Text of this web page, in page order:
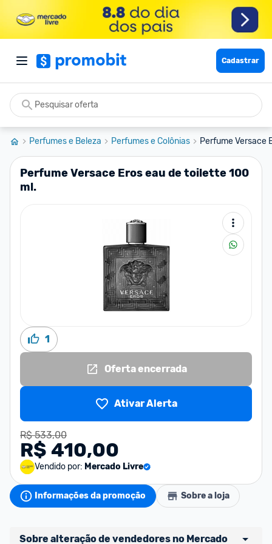
Cadastrar
Perfumes e Beleza Perfumes e Colônias Perfume Versace
Perfume Versace Eros eau de toilette 100
ml.
1
Oferta encerrada
Ativar Alerta
R$ 533,00
R$ 410,00
Vendido por: Mercado Livre
Informações da promoção Sobre a loja
Sobre alteração de vendedores no Mercado